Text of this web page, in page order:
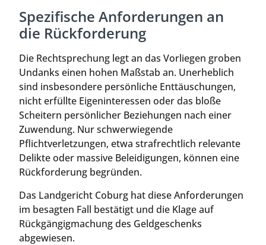
Spezifische Anforderungen an
die Rückforderung
Die Rechtsprechung legt an das Vorliegen groben
Undanks einen hohen Maßstab an. Unerheblich
sind insbesondere persönliche Enttäuschungen,
nicht erfüllte Eigeninteressen oder das bloße
Scheitern persönlicher Beziehungen nach einer
Zuwendung. Nur schwerwiegende
Pflichtverletzungen, etwa strafrechtlich relevante
Delikte oder massive Beleidigungen, können eine
Rückforderung begründen.
Das Landgericht Coburg hat diese Anforderungen
im besagten Fall bestätigt und die Klage auf
Rückgängigmachung des Geldgeschenks
abgewiesen.